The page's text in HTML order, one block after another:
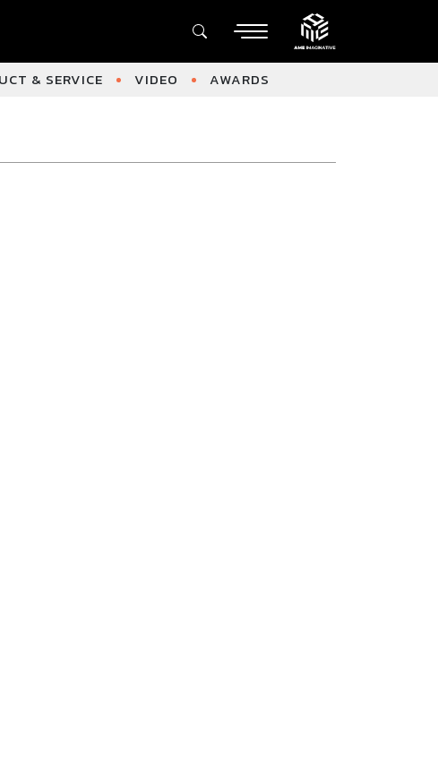
& SERVICE VIDEO AWARDS